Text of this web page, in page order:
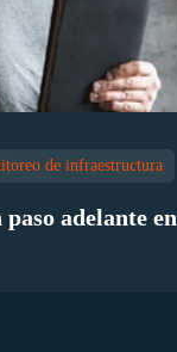
de infraestructura
adelante en